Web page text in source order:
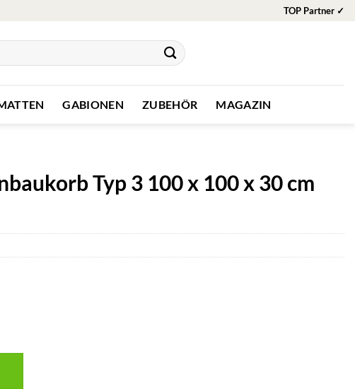
TOP Partner ✓
GABIONEN ZUBEHÖR MAGAZIN
Typ 3 100 x 100 x 30 cm